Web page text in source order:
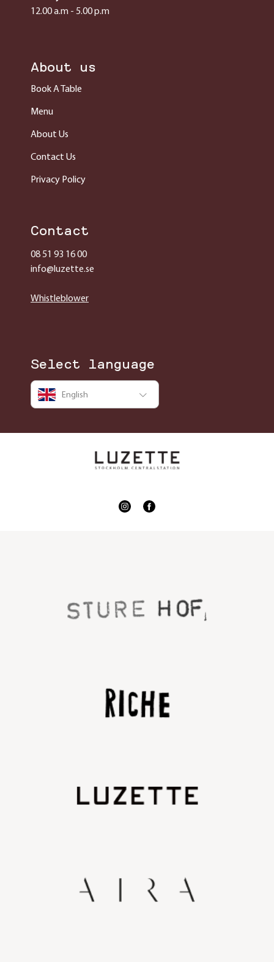
12.00 a.m - 5.00 p.m
About us
Book A Table
Menu
About Us
Contact Us
Privacy Policy
Contact
08 51 93 16 00
info@luzette.se
Whistleblower
Select language
English